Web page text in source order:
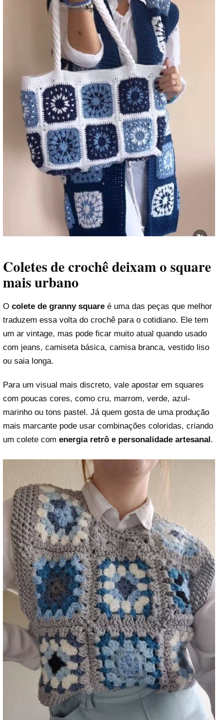
Coletes de crochê deixam o square
mais urbano
O colete de granny square é uma das peças que melhor
traduzem essa volta do crochê para o cotidiano. Ele tem
um ar vintage, mas pode ficar muito atual quando usado
com jeans, camiseta básica, camisa branca, vestido liso
ou saia longa.
Para um visual mais discreto, vale apostar em squares
com poucas cores, como cru, marrom, verde, azul-
marinho ou tons pastel. Já quem gosta de uma produção
mais marcante pode usar combinações coloridas, criando
um colete com energia retrô e personalidade artesanal .